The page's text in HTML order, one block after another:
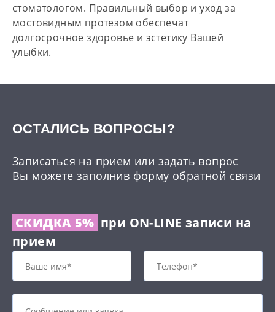
стоматологом. Правильный выбор и уход за
мостовидным протезом обеспечат
долгосрочное здоровье и эстетику Вашей
улыбки.
ОCТАЛИСЬ ВОПРОСЫ?
Записаться на прием или задать вопрос
Вы можете заполнив форму обратной связи
СКИДКА 5% при ON-LINE записи на
прием